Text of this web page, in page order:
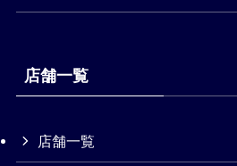
店舗一覧
店舗一覧